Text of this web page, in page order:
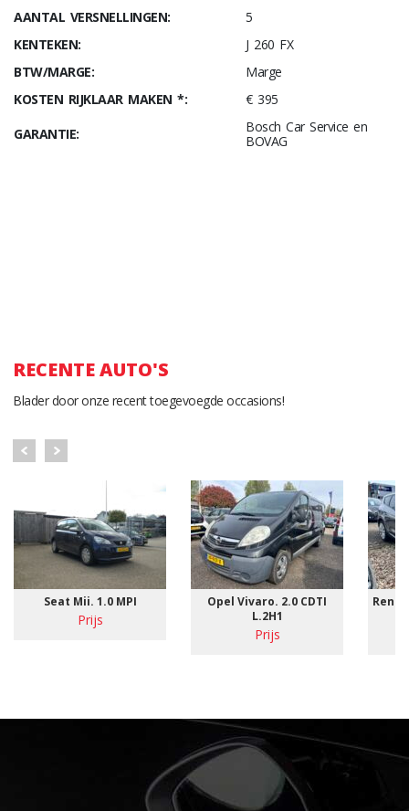
AANTAL VERSNELLINGEN:
5
KENTEKEN:
J 260 FX
BTW/MARGE:
Marge
KOSTEN RIJKLAAR MAKEN *:
€ 395
GARANTIE:
Bosch Car Service en
BOVAG
RECENTE AUTO'S
Blader door onze recent toegevoegde occasions!
Seat Mii. 1.0 MPI
Prijs
Opel Vivaro. 2.0 CDTI
L.2H1
Prijs